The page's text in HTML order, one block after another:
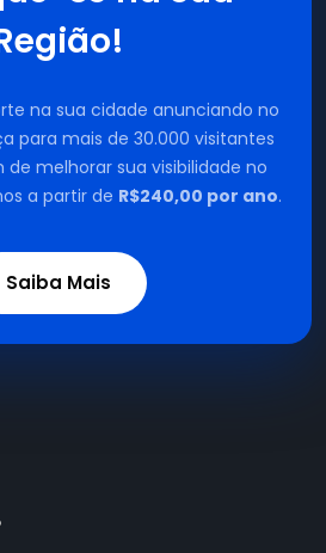
na sua cidade anunciando no
para mais de 30.000 visitantes
melhorar sua visibilidade no
a partir de R$240,00 por ano.
Saiba Mais